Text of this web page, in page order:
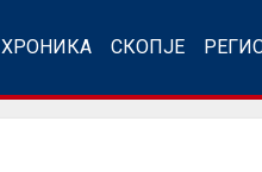
ХРОНИКА СКОПЈЕ